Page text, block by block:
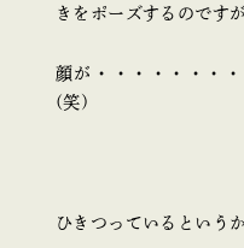
きをポーズするのですが
顔が・・・・・
(笑)
ひきつっているという